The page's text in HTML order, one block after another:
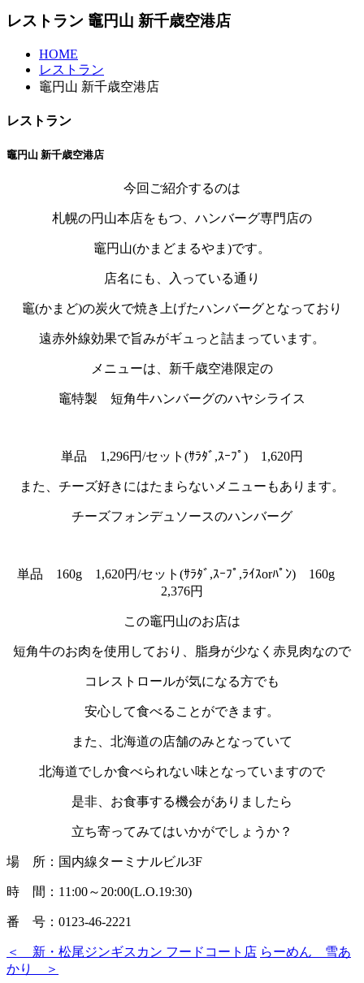
レストラン 竈円山 新千歳空港店
HOME
レストラン
竈円山 新千歳空港店
レストラン
竈円山 新千歳空港店
今回ご紹介するのは
札幌の円山本店をもつ、ハンバーグ専門店の
竈円山(かまどまるやま)です。
店名にも、入っている通り
竈(かまど)の炭火で焼き上げたハンバーグとなっており
遠赤外線効果で旨みがギュっと詰まっています。
メニューは、新千歳空港限定の
竈特製 短角牛ハンバーグのハヤシライス
単品 1,296円/セット(ｻﾗﾀﾞ,ｽｰﾌﾟ) 1,620円
また、チーズ好きにはたまらないメニューもあります。
チーズフォンデュソースのハンバーグ
単品 160g 1,620円/セット(ｻﾗﾀﾞ,ｽｰﾌﾟ,ﾗｲｽorﾊﾟﾝ) 160g
2,376円
この竈円山のお店は
短角牛のお肉を使用しており、脂身が少なく赤見肉なので
コレストロールが気になる方でも
安心して食べることができます。
また、北海道の店舗のみとなっていて
北海道でしか食べられない味となっていますので
是非、お食事する機会がありましたら
立ち寄ってみてはいかがでしょうか？
場 所：国内線ターミナルビル3F
時 間：11:00～20:00(L.O.19:30)
番 号：0123-46-2221
＜ 新・松尾ジンギスカン フードコート店 らーめん 雪あ
かり ＞